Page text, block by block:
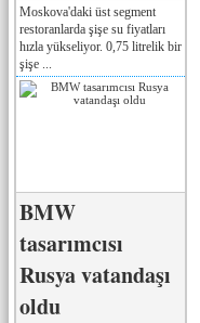
Moskova'daki üst segment
restoranlarda şişe su fiyatları
hızla yükseliyor. 0,75 litrelik bir
şişe ...
BMW
tasarımcısı
Rusya vatandaşı
oldu